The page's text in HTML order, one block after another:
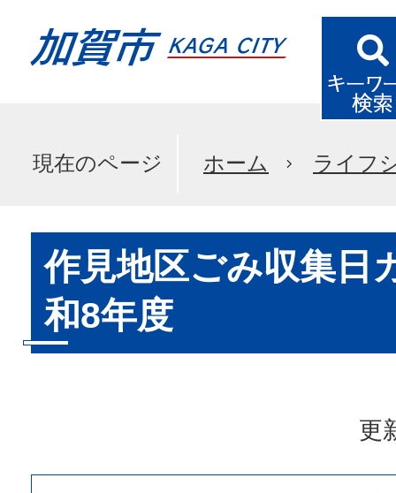
現在のページ ホーム ライフ
作見地区ごみ収集日
和8年度
更